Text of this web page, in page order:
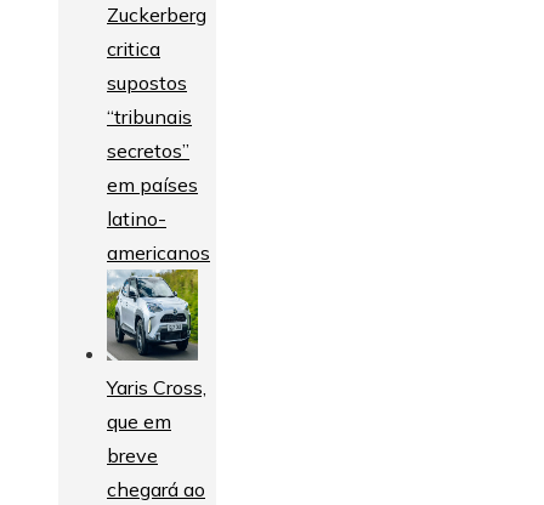
Zuckerberg
critica
supostos
“tribunais
secretos”
em países
latino-
americanos
Yaris Cross,
que em
breve
chegará ao